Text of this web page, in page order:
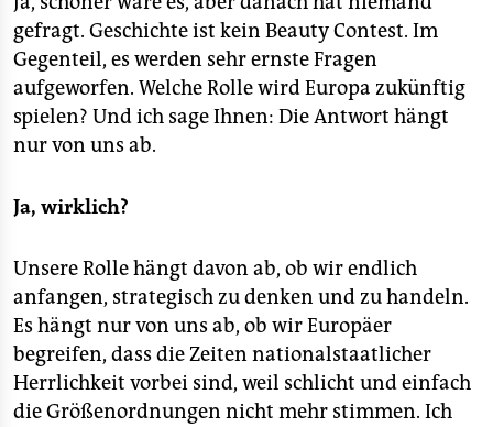
gefragt. Geschichte ist kein Beauty Contest. Im
Gegenteil, es werden sehr ernste Fragen
aufgeworfen. Welche Rolle wird Europa zukünftig
spielen? Und ich sage Ihnen: Die Antwort hängt
nur von uns ab.
Ja, wirklich?
Unsere Rolle hängt davon ab, ob wir endlich
anfangen, strategisch zu denken und zu handeln.
Es hängt nur von uns ab, ob wir Europäer
begreifen, dass die Zeiten nationalstaatlicher
Herrlichkeit vorbei sind, weil schlicht und einfach
die Größenordnungen nicht mehr stimmen. Ich